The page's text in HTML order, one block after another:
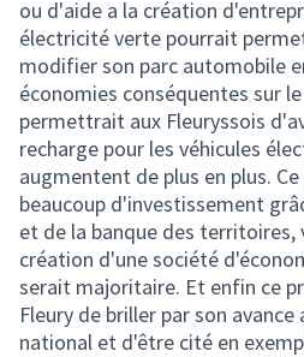
ou d'aide a la création
électricité verte pourrait
modifier son parc automobile
économies conséquentes sur
permettrait aux Fleuryssois
recharge pour les véhicules
augmentent de plus en plus.
beaucoup d'investissement
et de la banque des territoires,
création d'une société
serait majoritaire. Et enfin ce
Fleury de briller par son
national et d'être cité en